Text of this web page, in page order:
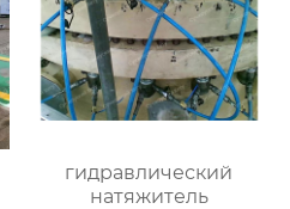
гидравлический
натяжитель